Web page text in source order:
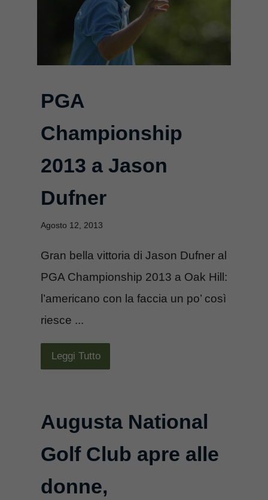
PGA
Championship
2013 a Jason
Dufner
Agosto 12, 2013
Gran bella vittoria di Jason Dufner al
PGA Championship 2013 a Oak Hill:
l’americano con la faccia un po’ così
riesce ...
Leggi Tutto
Augusta National
Golf Club apre alle
donne,